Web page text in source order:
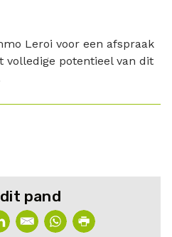
Leroi voor een afspraak
volledige potentieel van dit
pand